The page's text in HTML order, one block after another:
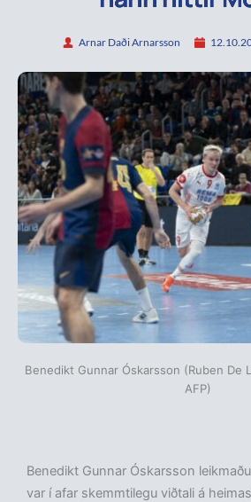
Arnar Daði Arnarsson
Benedikt Gunnar Óskarsson (Ruben De
AFP)
Benedikt Gunnar Óskarsson
var í afar skemmtilegu viðtali á